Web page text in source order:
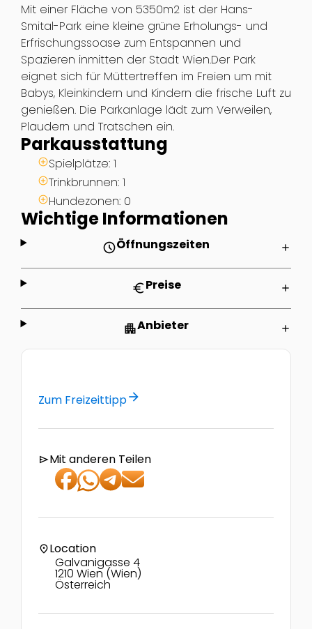
Mit einer Fläche von 5350m2 ist der Hans-
Smital-Park eine kleine grüne Erholungs- und
Erfrischungssoase zum Entspannen und
Spazieren inmitten der Stadt Wien.Der Park
eignet sich für Müttertreffen im Freien um mit
Babys, Kleinkindern und Kindern die frische Luft zu
genießen. Die Parkanlage lädt zum Verweilen,
Plaudern und Tratschen ein.
Parkausstattung
Spielplätze: 1
Trinkbrunnen: 1
Hundezonen: 0
Wichtige Informationen
scheduleÖffnungszeiten add
euroPreise add
apartmentAnbieter add
Zum Freizeittipparrow_forward
sendMit anderen Teilen
location_onLocation
Galvanigasse 4
1210 Wien (Wien)
Österreich